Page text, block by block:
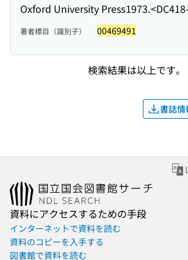
Oxford University Press1973.
著者標目（識別子） 00469491
検索結果は以上です。
書誌情
資料にアクセスするための手段
インターネットで資料を読む
資料のコピーを入手する
図書館で資料を読む